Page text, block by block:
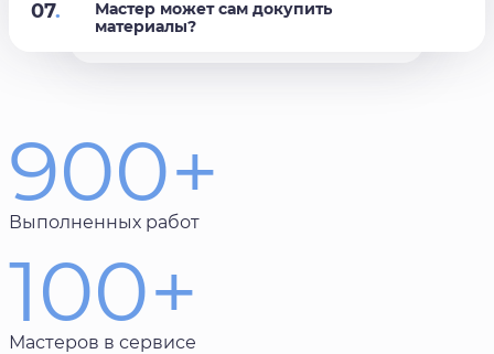
07.
Мастер может сам докупить
материалы?
900+
Выполненных работ
100+
Мастеров в сервисе